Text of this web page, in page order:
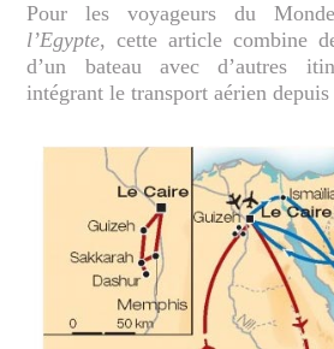
Pour les voyageurs du
l’Egypte, cette article combine
d’un bateau avec d’autres
intégrant le transport aérien